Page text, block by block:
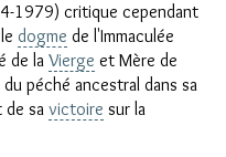
1979) critique cependant
dogme de l'Immaculée
de la Vierge et Mère de
péché ancestral dans sa
de sa victoire sur la